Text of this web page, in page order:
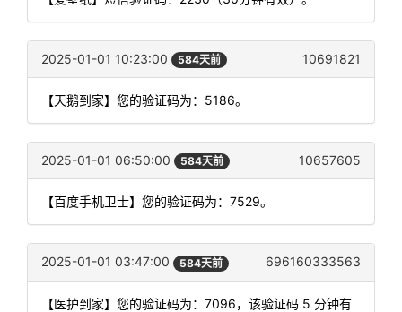
2025-01-01 10:23:00 584天前 10691821
【天鹅到家】您的验证码为：5186。
2025-01-01 06:50:00 584天前 10657605
【百度手机卫士】您的验证码为：7529。
2025-01-01 03:47:00 584天前 696160333563
【医护到家】您的验证码为：7096，该验证码 5 分钟有